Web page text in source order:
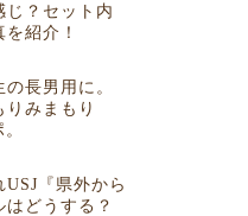
じ？セット内
紹介！
長男用に。
りみまもり
『県外から
どうする？